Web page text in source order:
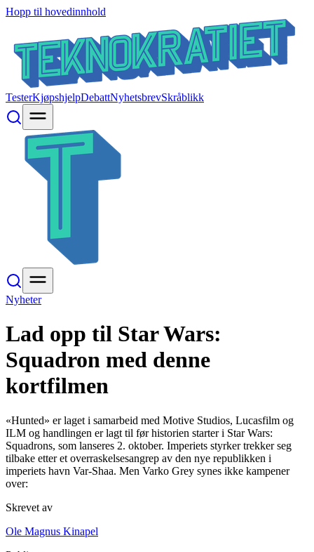
Hopp til hovedinnhold
TesterKjøpshjelpDebattNyhetsbrevSkråblikk
Nyheter
Lad opp til Star Wars:
Squadron med denne
kortfilmen
«Hunted» er laget i samarbeid med Motive Studios, Lucasfilm og
ILM og handlingen er lagt til før historien starter i Star Wars:
Squadrons, som lanseres 2. oktober. Imperiets styrker trekker seg
tilbake etter et overraskelsesangrep av den nye republikken i
imperiets havn Var-Shaa. Men Varko Grey synes ikke kampener
over:
Skrevet av
Ole Magnus Kinapel